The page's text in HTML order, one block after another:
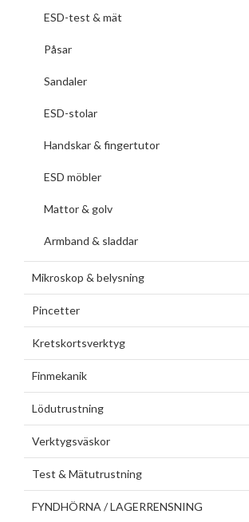
ESD-test & mät
Påsar
Sandaler
ESD-stolar
Handskar & fingertutor
ESD möbler
Mattor & golv
Armband & sladdar
Mikroskop & belysning
Pincetter
Kretskortsverktyg
Finmekanik
Lödutrustning
Verktygsväskor
Test & Mätutrustning
FYNDHÖRNA / LAGERRENSNING